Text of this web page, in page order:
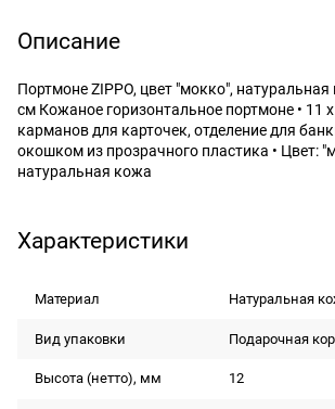
Описание
Портмоне ZIPPO, цвет "мокко",
см Кожаное горизонтальное портмоне • 11 x
карманов для карточек, отделение для
окошком из прозрачного пластика • Цвет:
натуральная кожа
Характеристики
Материал Натуральная
Вид упаковки Подарочная
Высота (нетто), мм 12